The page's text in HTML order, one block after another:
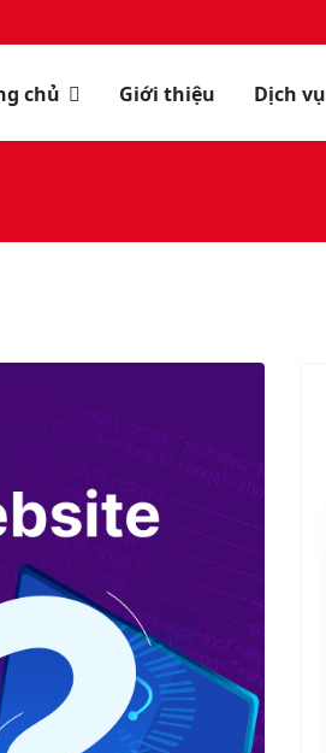
chủ Giới thiệu Dịch vụ